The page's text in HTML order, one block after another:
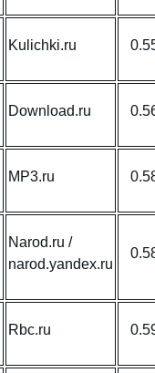
Kulichki.ru
Download.ru
MP3.ru
Narod.ru /
narod.yandex.ru
Rbc.ru